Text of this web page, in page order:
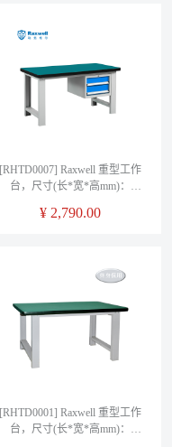
[RHTD0007] Raxwell 重型工作
台，尺寸(长*宽*高mm)：
吊抽
¥ 2,790.00
[RHTD0001] Raxwell 重型工作
台，尺寸(长*宽*高mm)：